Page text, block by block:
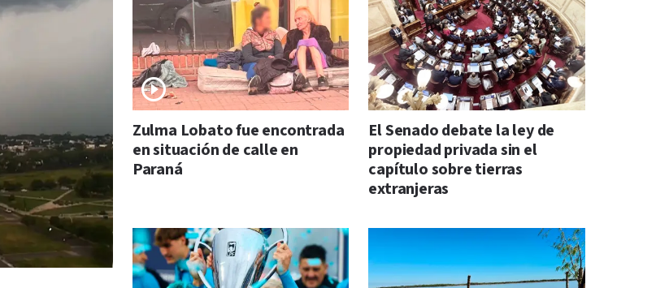
Zulma Lobato fue encontrada
en situación de calle en
Paraná
El Senado debate la ley de
propiedad privada sin el
capítulo sobre tierras
extranjeras